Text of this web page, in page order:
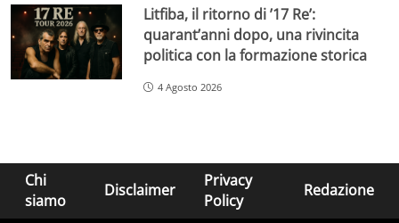
Litfiba, il ritorno di ’17 Re’:
quarant’anni dopo, una rivincita
politica con la formazione storica
4 Agosto 2026
Chi
siamo
Disclaimer
Privacy
Policy
Redazione